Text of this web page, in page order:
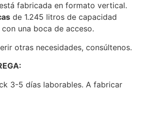
fabricada en formato vertical.
de 1.245 litros de capacidad
una boca de acceso.
otras necesidades, consúltenos.
3-5 días laborables. A fabricar